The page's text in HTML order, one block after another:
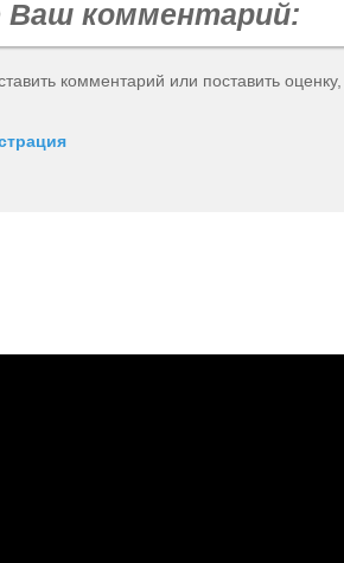
комментарий:
комментарий или поставить